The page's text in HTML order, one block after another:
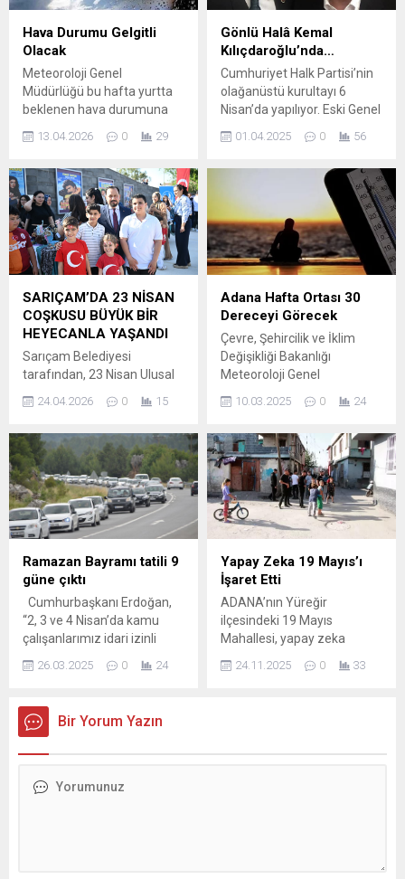
Hava Durumu Gelgitli
Olacak
Meteoroloji Genel
Müdürlüğü bu hafta yurtta
beklenen hava durumuna
bulundu. Buna göre
Perşembe günleri hava
sıcaklıkları hissedilir
derecede artacak. Ancak
hafta sonuna doğru tekrar
eski seviyesine inecek ve
bölgemiz aralıklı yağışlara
sahne olacak. Öte yandan
yapılan son
değerlendirmelere göre,
soğuk ve yağışlı hava doğu
bölgelerde...
13.04.2026 0 29
Gönlü Halâ Kemal
Kılıçdaroğlu’nda…
Cumhuriyet Halk Partisi’nin
olağanüstü kurultayı 6
Nisan’da yapılıyor. Eski Genel
Kılıçdaroğlu’nun, Özgür
çıkıp çıkmayacağı henüz
kesinleşmezken kulisler
oldukça hareketli. Bu
noktada Kılıçdaroğlu’na
bağlılığı ile bilinen Çukurova
Belediyesi eski başkanı Av.
Soner Çetin’in
Kılıçdaroğlu’nu aday yapmak
isteyen siyasilerin
oluşturduğu WhatsApp
grubuna dahil olduğu
öğrenildi.
01.04.2025 0 56
SARIÇAM’DA 23 NİSAN
COŞKUSU BÜYÜK BİR
HEYECANLA YAŞANDI
Sarıçam Belediyesi
tarafından, 23 Nisan Ulusal
Bayramı, “Çocuk Buluşması”
coşkuyla kutlandı. Sarıçam
İlçesi başta olmak üzere
civar ilçelerden binlerce
çocuğun aileleri ile katıldığı
program renkli görüntülere
sahne oldu. Ferdi Tayfur
Sanat Merkezi ve
Müzesi’nde düzenlenen
programda, çocuk korosu
konserinden oyun
parklarına, yüz boyamadan
sahne...
24.04.2026 0 15
Adana Hafta Ortası 30
Dereceyi Görecek
Çevre, Şehircilik ve İklim
Değişikliği Bakanlığı
Meteoroloji Genel
Uzmanı Cengiz Çelik,
ilişkin bilgi verdi. Yurt
genelinde yağışsız ve sıcak
havanın bu hafta da etkisini
sürdüreceğini belirten Çelik,
“Hatta sıcaklıklarda 3-4
derece daha artış
bekliyoruz. Bu artışla yurt
genelinde sıcaklıklar
mevsim normallerinin 8 ila
12...
10.03.2025 0 24
Ramazan Bayramı tatili 9
güne çıktı
Cumhurbaşkanı Erdoğan,
“2, 3 ve 4 Nisan’da kamu
çalışanlarımız idari izinli
bayramda toplam 9 günlük
kavuşacak” ifadelerini
kullandı.
26.03.2025 0 24
Yapay Zeka 19 Mayıs’ı
İşaret Etti
ADANA’nın Yüreğir
ilçesindeki 19 Mayıs
Mahallesi, yapay zeka
Türkiye’nin en tehlikeli
24.11.2025 0 33
Bir Yorum Yazın